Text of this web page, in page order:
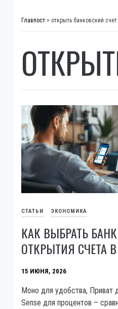
Главпост > открыть банковский счет
СТАТЬИ ЭКОНОМИКА
КАК ВЫБРАТЬ
ОТКРЫТИЯ СЧЕТА
15 ИЮНЯ, 2026
Моно для удобства, Приват
Sense для процентов –